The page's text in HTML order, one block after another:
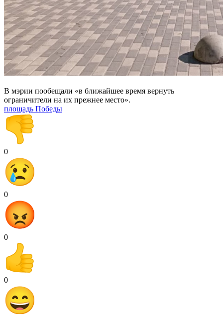
В мэрии пообещали «в ближайшее время вернуть
ограничители на их прежнее место».
площадь Победы
0
0
0
0